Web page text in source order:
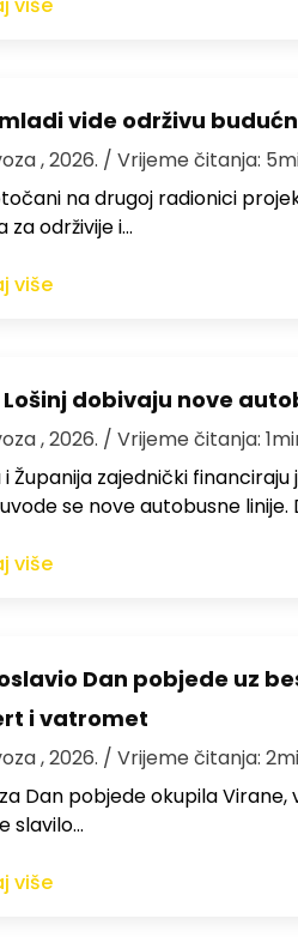
vide održivu
, 2026. / Vrijeme čitanja:
na drugoj radionici
za održivije i…
više
Lošinj dobivaju nove
, 2026. / Vrijeme čitanja:
i Županija zajednički financiraju
uvode se nove autobusne
više
Dan pobjede uz
i vatromet
, 2026. / Vrijeme čitanja:
Dan pobjede okupila
slavilo…
više